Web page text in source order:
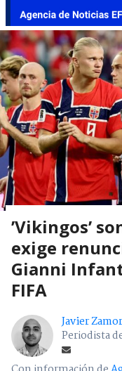
’Vikingos’
exige
Gianni
FIFA
Javier
Periodista